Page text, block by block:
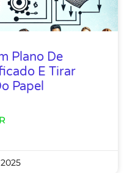
Plano De
E Tirar
Papel